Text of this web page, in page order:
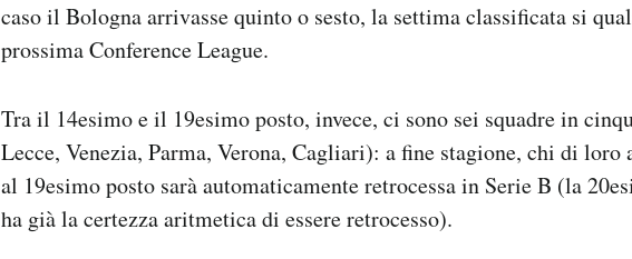
caso il Bologna arrivasse quinto o sesto, la settima classificata si
prossima Conference League.
Tra il 14esimo e il 19esimo posto, invece, ci sono sei squadre in
Lecce, Venezia, Parma, Verona, Cagliari): a fine stagione, chi di loro
al 19esimo posto sarà automaticamente retrocessa in Serie B (la
ha già la certezza aritmetica di essere retrocesso).